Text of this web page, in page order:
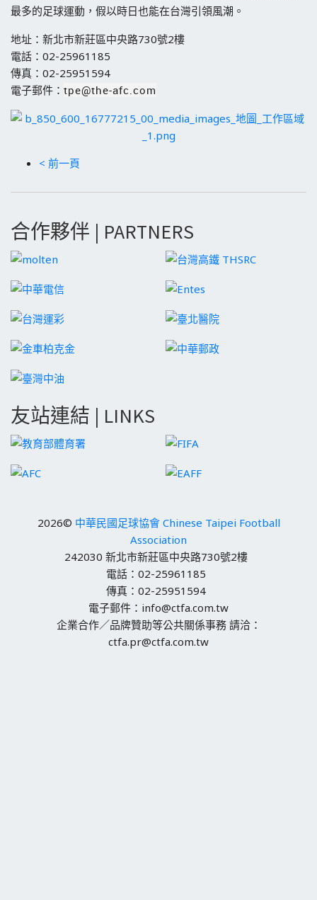
最多的足球運動，假以時日也能在台灣引領風潮。
地址：新北市新莊區中央路730號2樓
電話：02-25961185
傳真：02-25951594
電子郵件： tpe@the-afc.com
< 前一頁
合作夥伴 | PARTNERS
友站連結 | LINKS
2026© 中華民國足球協會 Chinese Taipei Football
Association
242030 新北市新莊區中央路730號2樓
電話：02-25961185
傳真：02-25951594
電子郵件：info@ctfa.com.tw
企業合作／品牌贊助等公共關係事務 請洽：
ctfa.pr@ctfa.com.tw